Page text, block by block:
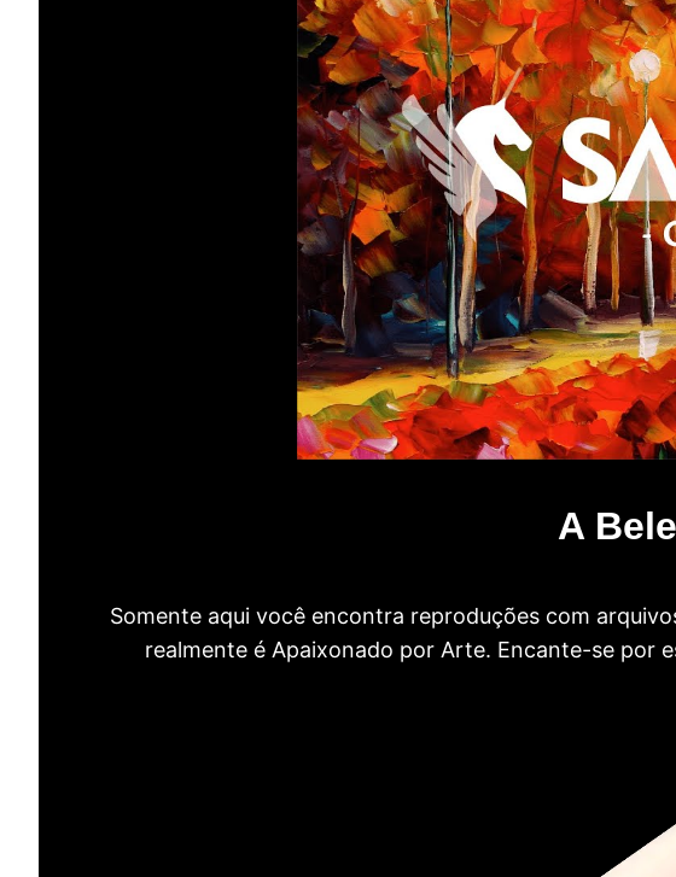
A
Somente aqui você encontra reproduções com
realmente é Apaixonado por Arte. Encante-se por